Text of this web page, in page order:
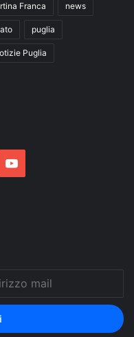
Franca news
puglia
Puglia